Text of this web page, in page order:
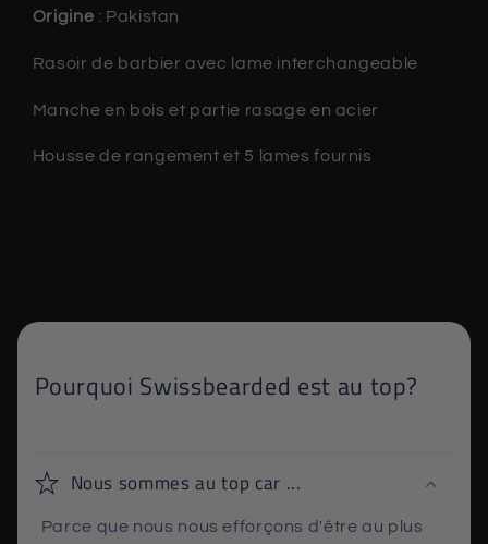
Origine : Pakistan
Rasoir de barbier avec lame interchangeable
Manche en bois et partie rasage en acier
Housse de rangement et 5 lames fournis
Pourquoi Swissbearded est au top?
Nous sommes au top car ...
Parce que nous nous efforçons d'être au plus